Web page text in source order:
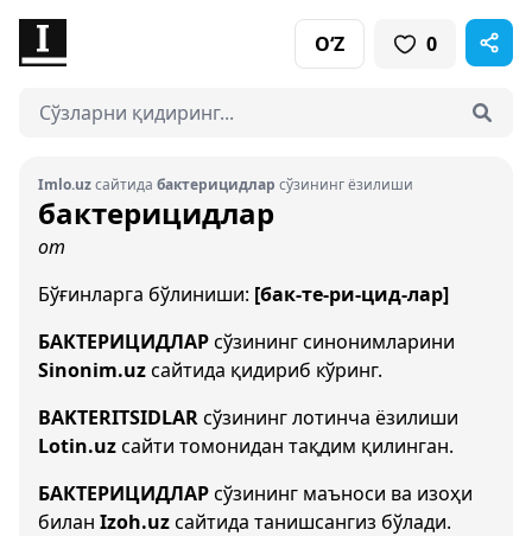
O‘Z 0
Imlo.uzсайтида бактерицидлар сўзининг ёзилиши
бактерицидлар
от
Бўғинларга бўлиниши: [бак-те-ри-цид-лар]
БАКТЕРИЦИДЛАРсўзининг синонимларини
Sinonim.uzсайтида қидириб кўринг.
BAKTERITSIDLARсўзининг лотинча ёзилиши
Lotin.uzсайти томонидан тақдим қилинган.
БАКТЕРИЦИДЛАРсўзининг маъноси ва изоҳи
билан Izoh.uzсайтида танишсангиз бўлади.